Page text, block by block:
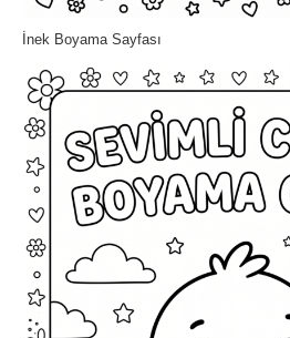
İnek Boyama Sayfası